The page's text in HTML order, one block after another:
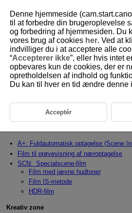
D388-028
Filmoptagelsesmetoder
Dette kapitel beskriver, hvordan du optager
Indstilling af optagelsesmetode
A+: Fuldautomatisk optagelse (Scene
Film til prøvevisning af næroptagelse
SCN: Specialscene-film
Film med jævne hudtoner
Film IS-metode
HDR-film
Kreativ zone
Denne hjemmeside
til at forbedre din brugeroplevelse
og forbedring af hjemmesiden. Du
vores brug af cookies her. Ved at
indvilliger du i at acceptere alle
“Accepterer ikke”, eller hvis intet
opbevares kun de cookies, der er
opretholdelsen af indhold og
Du kan til hver en tid ændre denne
Acceptér